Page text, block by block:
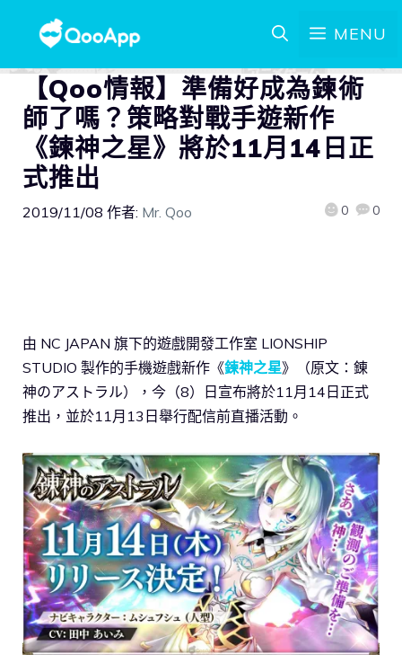
MENU
【Qoo情報】準備好成為鍊術
師了嗎？策略對戰手遊新作
《鍊神之星》將於11月14日正
式推出
2019/11/08 作者: Mr. Qoo 0 0
由 NC JAPAN 旗下的遊戲開發工作室 LIONSHIP
STUDIO 製作的手機遊戲新作《鍊神之星》（原文：錬
神のアストラル），今（8）日宣布將於11月14日正式
推出，並於11月13日舉行配信前直播活動。